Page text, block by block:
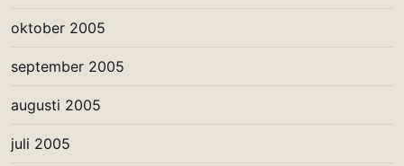
oktober 2005
september 2005
augusti 2005
juli 2005